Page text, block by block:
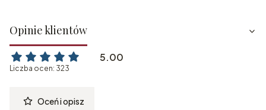
Opinie klientów
5.00
Liczba ocen: 323
Oceń i opisz